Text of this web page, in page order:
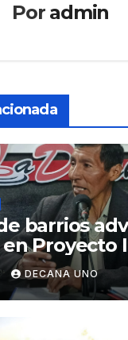
Por admin
barrios
en Proyecto
DECANA UNO